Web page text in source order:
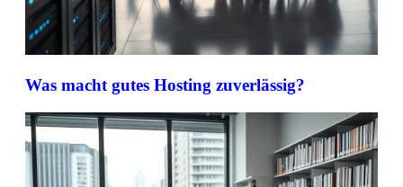
Was macht gutes Hosting zuverlässig?